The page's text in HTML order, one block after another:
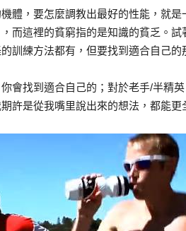
體，要怎麼調教出最好的性能，就
，而這裡的貧窮指的是知識的貧乏。
訓練方法都有，但要找到適合自己的
會找到適合自己的；對於老手/半精
許是從我嘴里說出來的想法，都能更